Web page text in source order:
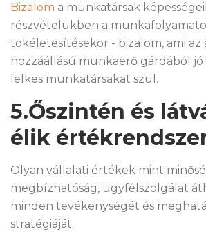
Bizalom a munkatársak
részvételükben a
tökéletesítésekor - bizalom, ami az
hozzáállású munkaerő gárdából
lelkes munkatársakat szül.
5.Őszintén és
élik
Olyan vállalati értékek mint
megbízhatóság, ügyfélszolgálat
minden tevékenységét és
stratégiáját.